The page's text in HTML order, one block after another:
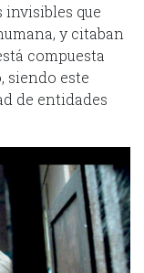
invisibles que
y citaban
compuesta
siendo este
de entidades